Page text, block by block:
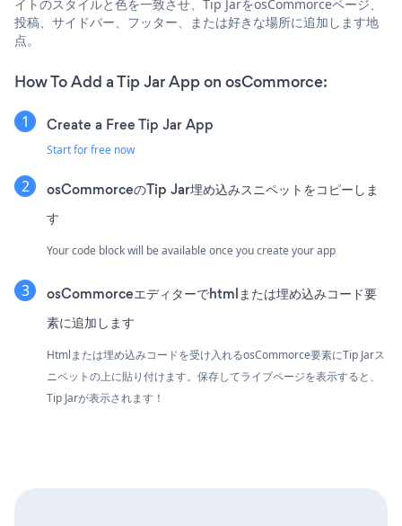
イトのスタイルと色を一致させ、Tip JarをosCommorceページ、
投稿、サイドバー、フッター、または好きな場所に追加します地
点。
How To Add a Tip Jar App on osCommorce:
Create a Free Tip Jar App
Start for free now
osCommorceのTip Jar埋め込みスニペットをコピーしま
す
Your code block will be available once you create your app
osCommorceエディターでhtmlまたは埋め込みコード要
素に追加します
Htmlまたは埋め込みコードを受け入れるosCommorce要素にTip Jarス
ニペットの上に貼り付けます。保存してライブページを表示すると、
Tip Jarが表示されます！